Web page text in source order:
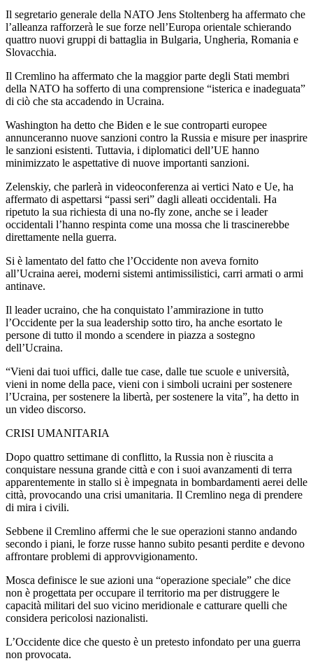
Il segretario generale della NATO Jens Stoltenberg ha affermato che
l’alleanza rafforzerà le sue forze nell’Europa orientale schierando
quattro nuovi gruppi di battaglia in Bulgaria, Ungheria, Romania e
Slovacchia.
Il Cremlino ha affermato che la maggior parte degli Stati membri
della NATO ha sofferto di una comprensione “isterica e inadeguata”
di ciò che sta accadendo in Ucraina.
Washington ha detto che Biden e le sue controparti europee
annunceranno nuove sanzioni contro la Russia e misure per inasprire
le sanzioni esistenti. Tuttavia, i diplomatici dell’UE hanno
minimizzato le aspettative di nuove importanti sanzioni.
Zelenskiy, che parlerà in videoconferenza ai vertici Nato e Ue, ha
affermato di aspettarsi “passi seri” dagli alleati occidentali. Ha
ripetuto la sua richiesta di una no-fly zone, anche se i leader
occidentali l’hanno respinta come una mossa che li trascinerebbe
direttamente nella guerra.
Si è lamentato del fatto che l’Occidente non aveva fornito
all’Ucraina aerei, moderni sistemi antimissilistici, carri armati o armi
antinave.
Il leader ucraino, che ha conquistato l’ammirazione in tutto
l’Occidente per la sua leadership sotto tiro, ha anche esortato le
persone di tutto il mondo a scendere in piazza a sostegno
dell’Ucraina.
“Vieni dai tuoi uffici, dalle tue case, dalle tue scuole e università,
vieni in nome della pace, vieni con i simboli ucraini per sostenere
l’Ucraina, per sostenere la libertà, per sostenere la vita”, ha detto in
un video discorso.
CRISI UMANITARIA
Dopo quattro settimane di conflitto, la Russia non è riuscita a
conquistare nessuna grande città e con i suoi avanzamenti di terra
apparentemente in stallo si è impegnata in bombardamenti aerei delle
città, provocando una crisi umanitaria. Il Cremlino nega di prendere
di mira i civili.
Sebbene il Cremlino affermi che le sue operazioni stanno andando
secondo i piani, le forze russe hanno subito pesanti perdite e devono
affrontare problemi di approvvigionamento.
Mosca definisce le sue azioni una “operazione speciale” che dice
non è progettata per occupare il territorio ma per distruggere le
capacità militari del suo vicino meridionale e catturare quelli che
considera pericolosi nazionalisti.
L’Occidente dice che questo è un pretesto infondato per una guerra
non provocata.